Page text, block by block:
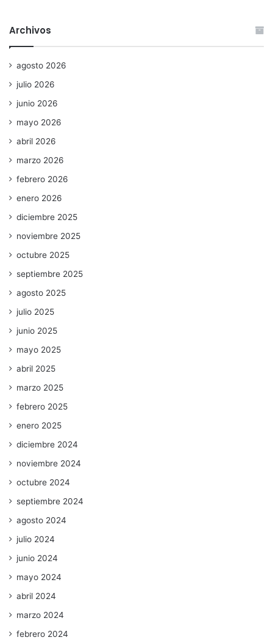
Archivos
agosto 2026
julio 2026
junio 2026
mayo 2026
abril 2026
marzo 2026
febrero 2026
enero 2026
diciembre 2025
noviembre 2025
octubre 2025
septiembre 2025
agosto 2025
julio 2025
junio 2025
mayo 2025
abril 2025
marzo 2025
febrero 2025
enero 2025
diciembre 2024
noviembre 2024
octubre 2024
septiembre 2024
agosto 2024
julio 2024
junio 2024
mayo 2024
abril 2024
marzo 2024
febrero 2024